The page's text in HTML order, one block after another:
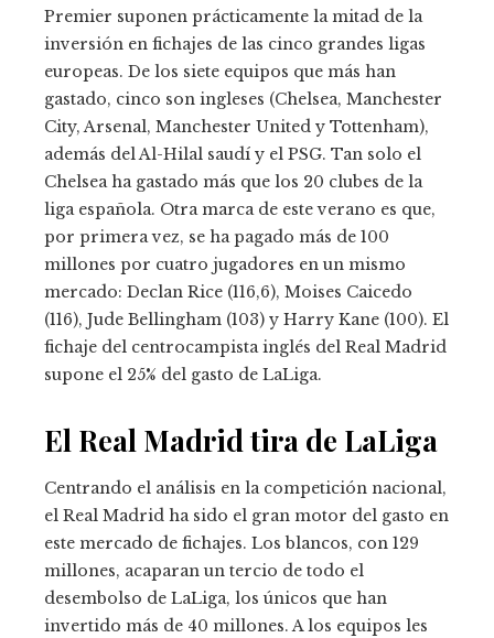
Premier suponen prácticamente la mitad de la
inversión en fichajes de las cinco grandes ligas
europeas. De los siete equipos que más han
gastado, cinco son ingleses (Chelsea, Manchester
City, Arsenal, Manchester United y Tottenham),
además del Al-Hilal saudí y el PSG. Tan solo el
Chelsea ha gastado más que los 20 clubes de la
liga española. Otra marca de este verano es que,
por primera vez, se ha pagado más de 100
millones por cuatro jugadores en un mismo
mercado: Declan Rice (116,6), Moises Caicedo
(116), Jude Bellingham (103) y Harry Kane (100). El
fichaje del centrocampista inglés del Real Madrid
supone el 25% del gasto de LaLiga.
El Real Madrid tira de LaLiga
Centrando el análisis en la competición nacional,
el Real Madrid ha sido el gran motor del gasto en
este mercado de fichajes. Los blancos, con 129
millones, acaparan un tercio de todo el
desembolso de LaLiga, los únicos que han
invertido más de 40 millones. A los equipos les